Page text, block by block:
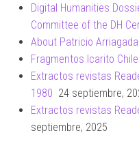
Digital Humanities
Committee of the DH
About Patricio Arriagada
Fragmentos Icarito
Extractos revistas
1980 24 septiembre,
Extractos revistas
septiembre, 2025